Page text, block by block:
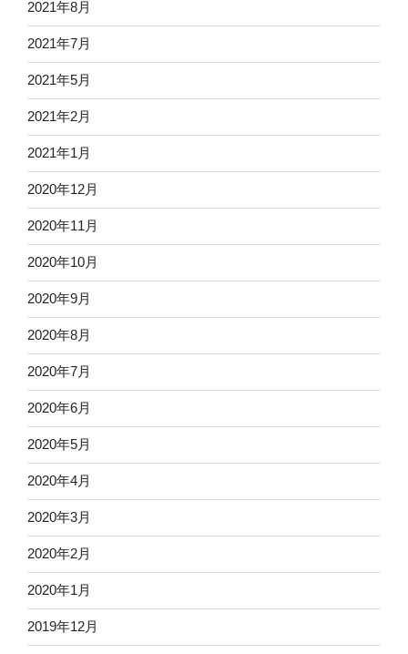
2021年8月
2021年7月
2021年5月
2021年2月
2021年1月
2020年12月
2020年11月
2020年10月
2020年9月
2020年8月
2020年7月
2020年6月
2020年5月
2020年4月
2020年3月
2020年2月
2020年1月
2019年12月